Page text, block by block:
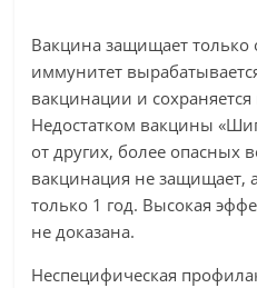
Вакцина защищает только
иммунитет
вакцинации и сохраняется
Недостатком вакцины
от других, более опасных
вакцинация не защищает,
только 1 год. Высокая
не доказана.
Неспецифическая